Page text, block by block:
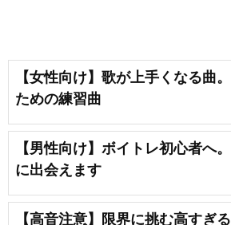
【女性向け】歌が上手くなる曲
ための練習曲
【男性向け】ボイトレ初心者へ
に出会えます
【高音注意】限界に挑む高すぎ